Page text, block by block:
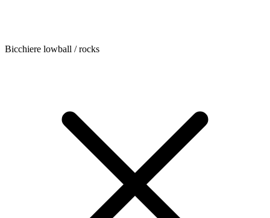
Bicchiere lowball / rocks